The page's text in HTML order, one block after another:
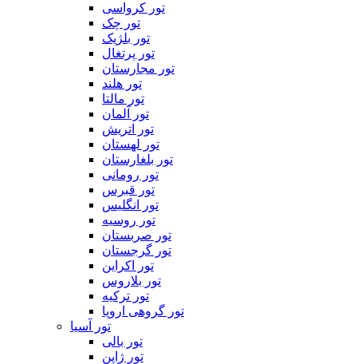
تور کرواسی
تور چک
تور بلژیک
تور پرتغال
تور مجارستان
تور هلند
تور مالتا
تور آلمان
تور اتریش
تور لهستان
تور بلغارستان
تور رومانی
تور قبرس
تور انگلیس
تور روسیه
تور صربستان
تور گرجستان
تور اکراین
تور بلاروس
تور ترکیه
تور گروهی اروپا
تور آسیا
تور بالی
تور ژاپن